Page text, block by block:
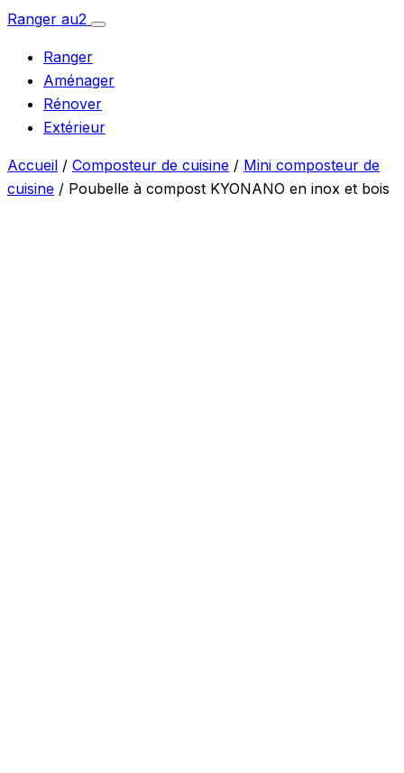
Aller
contenu
Ranger au2
Ouvrir
Ranger
Aménager
Rénover
Extérieur
Accueil / Composteur de cuisine / Mini composteur de
cuisine / Poubelle à compost KYONANO en inox et bois